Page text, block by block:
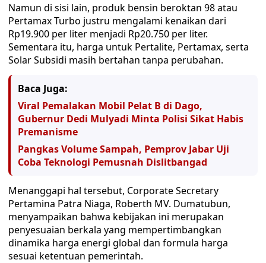
Namun di sisi lain, produk bensin beroktan 98 atau
Pertamax Turbo justru mengalami kenaikan dari
Rp19.900 per liter menjadi Rp20.750 per liter.
Sementara itu, harga untuk Pertalite, Pertamax, serta
Solar Subsidi masih bertahan tanpa perubahan.
Baca Juga:
Viral Pemalakan Mobil Pelat B di Dago,
Gubernur Dedi Mulyadi Minta Polisi Sikat Habis
Premanisme
Pangkas Volume Sampah, Pemprov Jabar Uji
Coba Teknologi Pemusnah Dislitbangad
Menanggapi hal tersebut, Corporate Secretary
Pertamina Patra Niaga, Roberth MV. Dumatubun,
menyampaikan bahwa kebijakan ini merupakan
penyesuaian berkala yang mempertimbangkan
dinamika harga energi global dan formula harga
sesuai ketentuan pemerintah.